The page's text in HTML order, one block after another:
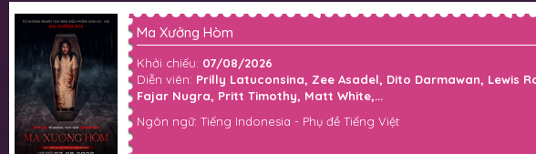
Ma Xưởng Hòm
Khởi chiếu: 07/08/2026
Diễn viên: Prilly Latuconsina, Zee Asadel, Dito Darmawan, Lewis
Fajar Nugra, Pritt Timothy, Matt White,...
Ngôn ngữ: Tiếng Indonesia - Phụ đề Tiếng Việt